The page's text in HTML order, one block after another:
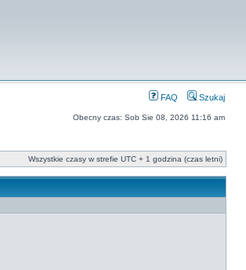
FAQ Szukaj
Obecny czas: Sob Sie 08, 2026 11:16 am
Wszystkie czasy w strefie UTC + 1 godzina (czas letni)